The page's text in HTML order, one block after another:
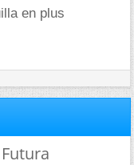
en plus